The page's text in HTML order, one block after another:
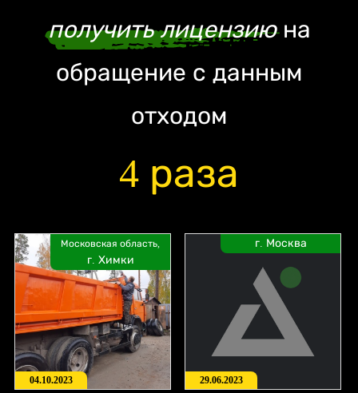
получить лицензиюна
обращение с данным
отходом
4 раза
Московская область,
г. Химки
04.10.2023
г. Москва
29.06.2023